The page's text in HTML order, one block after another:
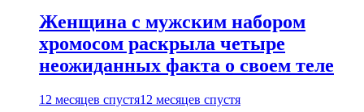
Женщина с мужским набором
хромосом раскрыла четыре
неожиданных факта о своем теле
12 месяцев спустя12 месяцев спустя